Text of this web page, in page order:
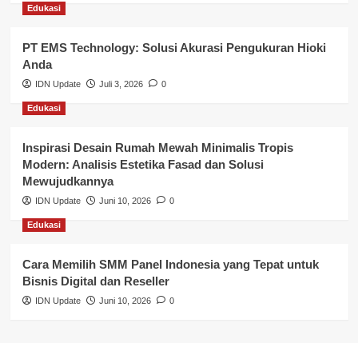
Pemerintahan
Pendidikan
Perbankan & Keuangan
Perpajakan & Keuangan
Profil Wilayah Banyuasin
Sosial & Budaya
Sosial & Kesejahteraan
Edukasi
PT EMS Technology: Solusi Akurasi Pengukuran Hioki
Anda
IDN Update Juli 3, 2026 0
Edukasi
Inspirasi Desain Rumah Mewah Minimalis Tropis
Modern: Analisis Estetika Fasad dan Solusi
Mewujudkannya
IDN Update Juni 10, 2026 0
Edukasi
Cara Memilih SMM Panel Indonesia yang Tepat untuk
Bisnis Digital dan Reseller
IDN Update Juni 10, 2026 0